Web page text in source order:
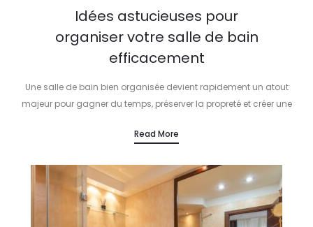
Idées astucieuses pour
organiser votre salle de bain
efficacement
Une salle de bain bien organisée devient rapidement un atout
majeur pour gagner du temps, préserver la propreté et créer une
Read More